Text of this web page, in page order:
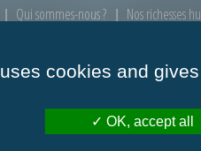
Qui sommes-nous ? Nos richesses
de 09h00 à 12h00
cookies and
OK, accept all